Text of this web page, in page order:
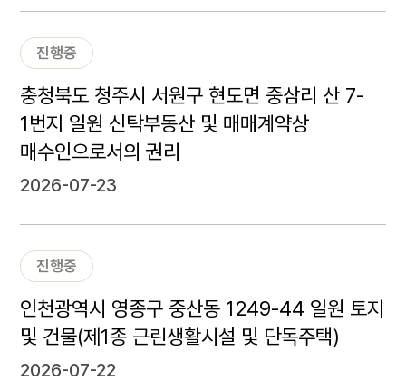
진행중
충청북도 청주시 서원구 현도면 중삼리 산 7-
1번지 일원 신탁부동산 및 매매계약상
매수인으로서의 권리
2026-07-23
진행중
인천광역시 영종구 중산동 1249-44 일원 토지
및 건물(제1종 근린생활시설 및 단독주택)
2026-07-22